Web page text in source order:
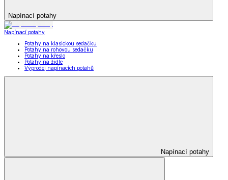
Napínací potahy
Napínací potahy
Potahy na klasickou sedačku
Potahy na rohovou sedačku
Potahy na křeslo
Potahy na židle
Výprodej napínacích potahů
Napínací potahy